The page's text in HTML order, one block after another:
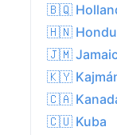
🇧🇶
🇭🇳
🇯🇲
🇰🇾
🇨🇦
🇨🇺 Kuba